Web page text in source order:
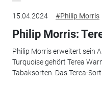
15.04.2024 #Philip Morris
Philip Morris:
Philip Morris erweitert sein
Turquoise gehört Terea
Tabaksorten. Das Terea-